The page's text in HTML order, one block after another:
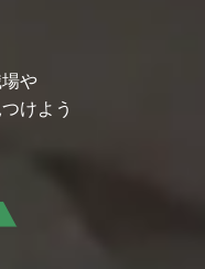
や
けよう